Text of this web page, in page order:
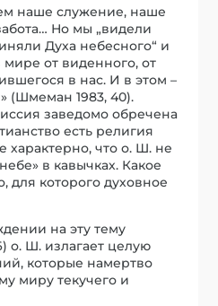
наше служение, наше
Но мы „видели
Духа небесного“ и
от виденного, от
в нас. И в этом –
(Шмеман 1983, 40).
заведомо обречена
есть религия
характерно, что о. Ш. не
в кавычках. Какое
для которого духовное
на эту тему
о. Ш. излагает целую
которые намертво
миру текучего и